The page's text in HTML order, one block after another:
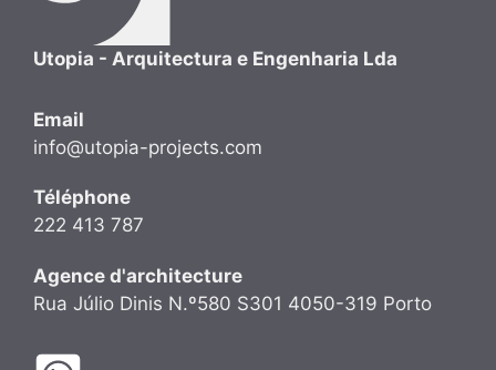
Utopia - Arquitectura e Engenharia Lda
Email
info@utopia-projects.com
Téléphone
222 413 787
Agence d'architecture
Rua Júlio Dinis N.º580 S301 4050-319 Porto